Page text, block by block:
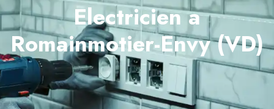
Electricien a
Romainmotier-Envy (VD)